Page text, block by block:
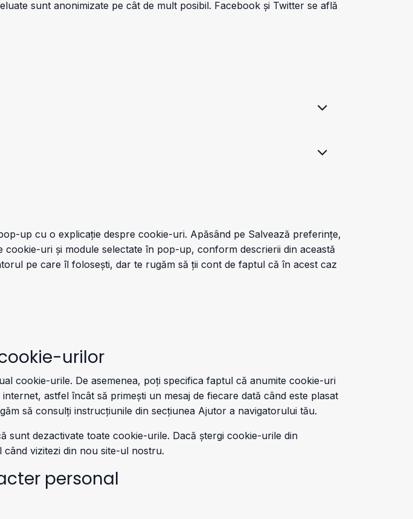
sunt anonimizate pe cât de mult posibil. Facebook și Twitter se află
up cu o explicație despre cookie-uri. Apăsând pe Salvează preferințe,
uri și module selectate în pop-up, conform descrierii din această
pe care îl folosești, dar te rugăm să ții cont de faptul că în acest caz
urilor
cookie-urile. De asemenea, poți specifica faptul că anumite cookie-uri
astfel încât să primești un mesaj de fiecare dată când este plasat
să consulți instrucțiunile din secțiunea Ajutor a navigatorului tău.
dezactivate toate cookie-urile. Dacă ștergi cookie-urile din
vizitezi din nou site-ul nostru.
personal